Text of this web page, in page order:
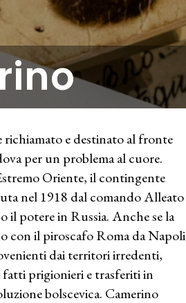
richiamato e destinato al fronte
per un problema al cuore.
Oriente, il contingente
nel 1918 dal comando Alleato
il potere in Russia. Anche se la
con il piroscafo Roma da Napoli
dai territori irredenti,
fatti prigionieri e trasferiti in
bolscevica. Camerino